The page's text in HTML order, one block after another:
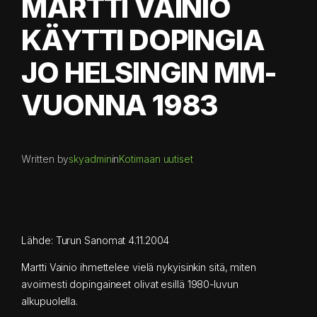
MARTTI VAINIO
KÄYTTI DOPINGIA
JO HELSINGIN MM-
VUONNA 1983
Written byskyadmininKotimaan uutiset
Lähde: Turun Sanomat 4.11.2004
Martti Vainio ihmettelee vielä nykyisinkin sitä, miten
avoimesti dopingaineet olivat esillä 1980-luvun
alkupuolella.